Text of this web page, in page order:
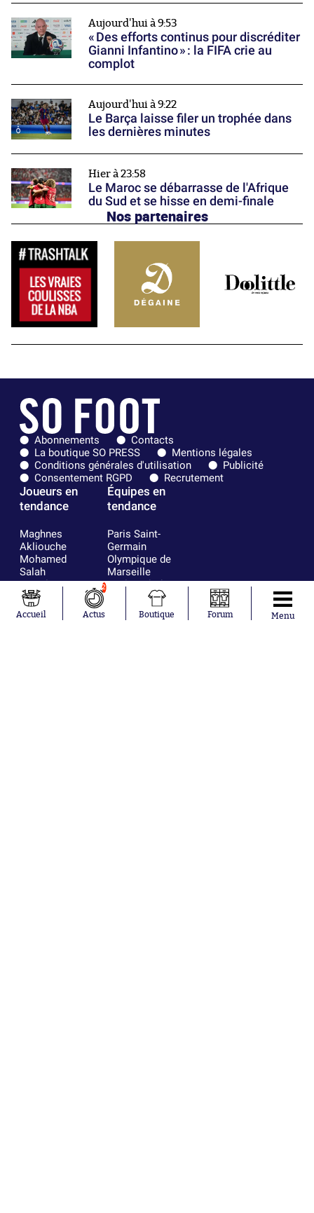
Aujourd'hui à 9:53
« Des efforts continus pour discréditer
Gianni Infantino » : la FIFA crie au
complot
Aujourd'hui à 9:22
Le Barça laisse filer un trophée dans
les dernières minutes
Hier à 23:58
Le Maroc se débarrasse de l'Afrique
du Sud et se hisse en demi-finale
Nos partenaires
Abonnements
Contacts
La boutique SO PRESS
Mentions légales
Conditions générales d'utilisation
Publicité
Consentement RGPD
Recrutement
Joueurs en
tendance
Maghnes
Akliouche
Mohamed
Salah
Lionel Messi
Ferrán Torres
Kilian Corredor
Équipes en
tendance
Paris Saint-
Germain
Olympique de
Marseille
Real Madrid
Olympique
lyonnais
Accueil
2
Actus Boutique Forum Menu